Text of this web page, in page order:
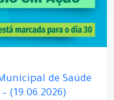
de Saúde
(19.06.2026)